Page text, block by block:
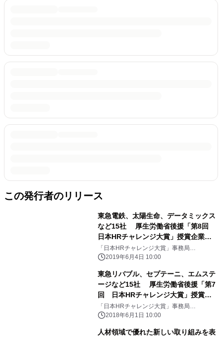
この発行者のリリース
東急電鉄、太陽生命、データミックス
など15社 厚生労働省後援「第8回
日本HRチャレンジ大賞」授賞企業決
定！ ～ 9月18日に赤坂インターシティ
コンファレンスで授与式開催 ～
「日本HRチャレンジ大賞」事務局
(ProFuture株式会社)
2019年6月4日 10:00
東急リバブル、セプテーニ、エムステ
ージなど15社 厚生労働省後援「第7
回 日本HRチャレンジ大賞」授賞企
業決定！ ～9月19日に赤坂インターシ
ティコンファレンスで授与式開催～
「日本HRチャレンジ大賞」事務局
(ProFuture株式会社)
2018年6月1日 10:00
人材領域で優れた新しい取り組みを表